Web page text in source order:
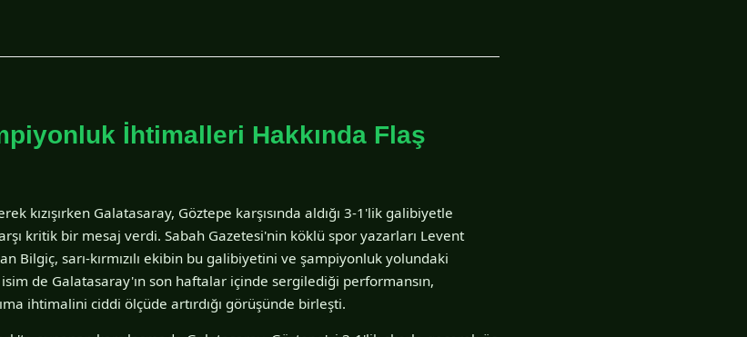
İhtimalleri Hakkında Flaş
kızışırken Galatasaray, Göztepe karşısında aldığı 3-1'lik galibiyetle
kritik bir mesaj verdi. Sabah Gazetesi'nin köklü spor yazarları Levent
Bilgiç, sarı-kırmızılı ekibin bu galibiyetini ve şampiyonluk yolundaki
de Galatasaray'ın son haftalar içinde sergilediği performansın,
ihtimalini ciddi ölçüde artırdığı görüşünde birleşti.